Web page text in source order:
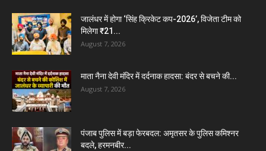
जालंधर में होगा ‘सिंह क्रिकेट कप-2026’, विजेता टीम को
मिलेगा ₹21...
August 7, 2026
माता नैना देवी मंदिर में दर्दनाक हादसा: बंदर से बचने की...
August 7, 2026
पंजाब पुलिस में बड़ा फेरबदल: अमृतसर के पुलिस कमिश्नर
बदले, हरमनबीर...